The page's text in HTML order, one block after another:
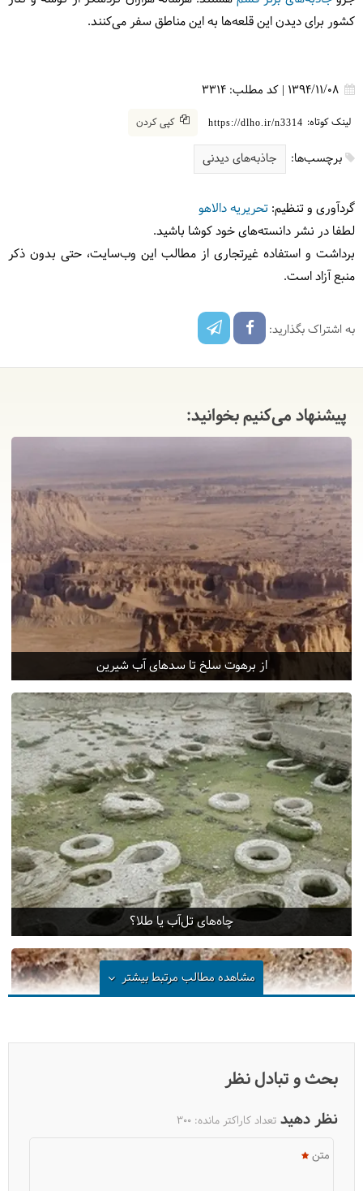
کشور برای دیدن این قلعه‌ها به این مناطق سفر می‌کنند.
1394/11/08
| کد مطلب: 3314
لینک کوتاه: https://dlho.ir/n3314 کپی کردن
برچسب‌ها: جاذبه‌های دیدنی
گردآوری و تنظیم: تحریریه دالاهو
لطفا در نشر دانسته‌های خود کوشا باشید.
برداشت و استفاده غیرتجاری از مطالب این وب‌سایت، حتی بدون ذکر
منبع آزاد است.
به اشتراک بگذارید:
پیشنهاد می‌کنیم بخوانید:
از برهوت سلخ تا سدهای آب شیرین
چاه‌های تل‌آب یا طلا؟
مشاهده مطالب مرتبطبیشتر
بحث و تبادل نظر
نظر دهید تعداد کاراکتر مانده: 300
متن